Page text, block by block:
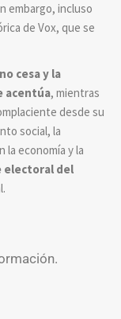
embargo, incluso
de Vox, que se
cesa y la
acentúa, mientras
desde su
social, la
la economía y la
electoral del